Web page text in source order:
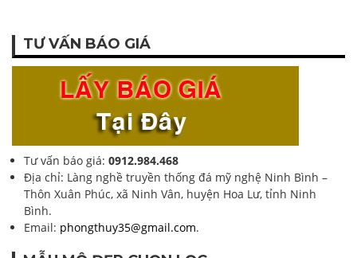
TƯ VẤN BÁO GIÁ
Tư vấn báo giá: 0912.984.468
Địa chỉ: Làng nghề truyền thống đá mỹ nghệ Ninh Bình –
Thôn Xuân Phúc, xã Ninh Vân, huyện Hoa Lư, tỉnh Ninh
Bình.
Email: phongthuy35@gmail.com.